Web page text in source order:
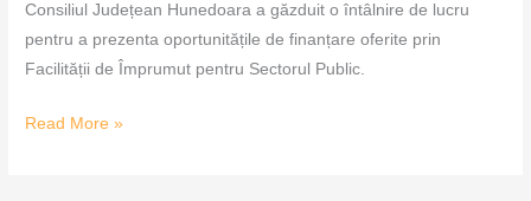
Consiliul Județean Hunedoara a găzduit o întâlnire de lucru
pentru a prezenta oportunitățile de finanțare oferite prin
Facilității de Împrumut pentru Sectorul Public.
Read More »